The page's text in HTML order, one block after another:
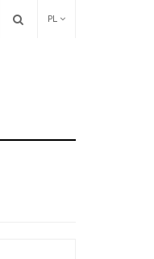
PL